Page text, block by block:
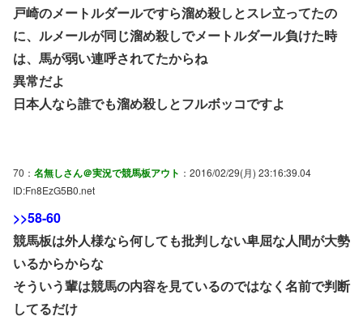
戸崎のメートルダールですら溜め殺しとスレ立ってたの
に、ルメールが同じ溜め殺しでメートルダール負けた時
は、馬が弱い連呼されてたからね
異常だよ
日本人なら誰でも溜め殺しとフルボッコですよ
70： 名無しさん＠実況で競馬板アウト ：2016/02/29(月) 23:16:39.04
ID:Fn8EzG5B0.net
>>58-60
競馬板は外人様なら何しても批判しない卑屈な人間が大勢
いるからからな
そういう輩は競馬の内容を見ているのではなく名前で判断
してるだけ